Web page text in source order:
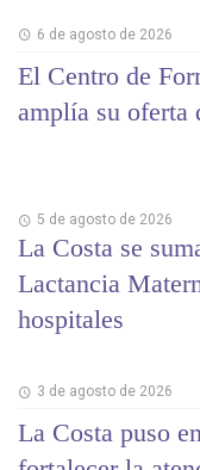
6 de agosto de 2026
El Centro de
amplía su oferta
5 de agosto de 2026
La Costa se
Lactancia
hospitales
3 de agosto de 2026
La Costa puso